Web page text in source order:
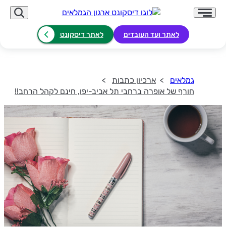
לאתר ועד העובדים לאתר דיסקונט
גמלאים
ארכיון כתבות
חורף של אופרה ברחבי תל אביב-יפו, חינם לקהל הרחב!!